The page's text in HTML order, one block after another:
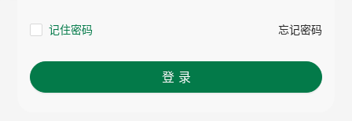
记住密码 忘记密码
登 录